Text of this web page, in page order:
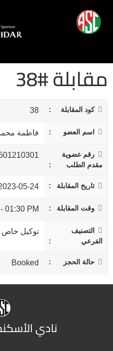
مقابلة #38
كود المقابلة 38
اسم العضو فاطمة
رقم عضوية
مقدم الطلب
تاريخ المقابلة 05-24
وقت المقابلة 01:30 PM
-
التصنيف
الفرعي
توكيل
حالة الحجز Booked
نادي